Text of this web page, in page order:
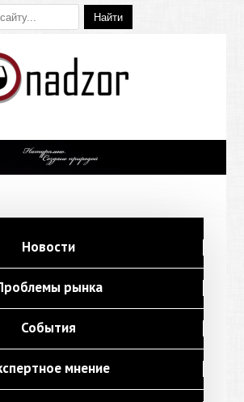
Новости
рынка
События
мнение